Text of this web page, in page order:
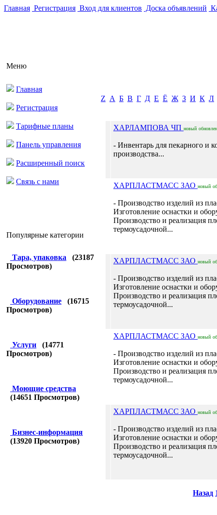
Главная Регистрация Вход для клиентов Доска объявлений
Меню
Главная
Регистрация
Тарифные планы
Панель управления
Расширенный поиск
Связь с нами
Популярные категории
Тара, упаковка (23187
Просмотров)
Оборудование (16715
Просмотров)
Услуги (14771
Просмотров)
Моющие средства
(14651 Просмотров)
Бизнес-информация
(13920 Просмотров)
Z А Б В Г Д Е Ё Ж З И К Л
ХАРЛАМПОВА ЧП новый
- Инвентарь для пекарного и
производства...
ХАРПЛАСТМАСС ЗАО новый
- Производство изделий из
Изготовление оснастки и
Производство и реализация
термоусадочной...
ХАРПЛАСТМАСС ЗАО новый
- Производство изделий из
Изготовление оснастки и
Производство и реализация
термоусадочной...
ХАРПЛАСТМАСС ЗАО новый
- Производство изделий из
Изготовление оснастки и
Производство и реализация
термоусадочной...
ХАРПЛАСТМАСС ЗАО новый
- Производство изделий из
Изготовление оснастки и
Производство и реализация
термоусадочной...
Назад